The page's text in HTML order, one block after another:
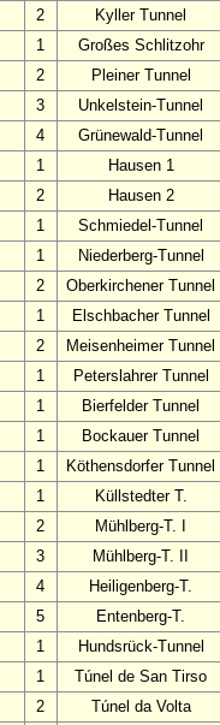
2
Kyller Tunnel
1
Großes Schlitzohr
2
Pleiner Tunnel
3
Unkelstein-Tunnel
4
Grünewald-Tunnel
1
Hausen 1
2
Hausen 2
1
Schmiedel-Tunnel
1
Niederberg-Tunnel
2
Oberkirchener Tunnel
1
Elschbacher Tunnel
2
Meisenheimer Tunnel
1
Peterslahrer Tunnel
1
Bierfelder Tunnel
1
Bockauer Tunnel
1
Köthensdorfer Tunnel
1
Küllstedter T.
2
Mühlberg-T. I
3
Mühlberg-T. II
4
Heiligenberg-T.
5
Entenberg-T.
1
Hundsrück-Tunnel
1
Túnel de San Tirso
2
Túnel da Volta